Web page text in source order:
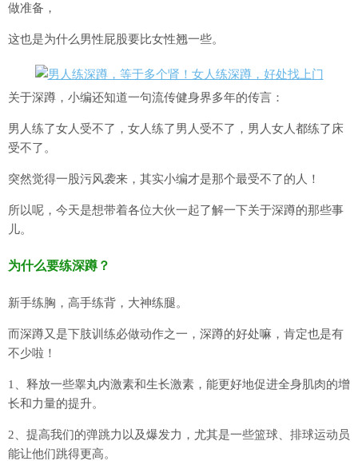
做准备，
这也是为什么男性屁股要比女性翘一些。
关于深蹲，小编还知道一句流传健身界多年的传言：
男人练了女人受不了，女人练了男人受不了，男人女人都练了床
受不了。
突然觉得一股污风袭来，其实小编才是那个最受不了的人！
所以呢，今天是想带着各位大伙一起了解一下关于深蹲的那些事
儿。
为什么要练深蹲？
新手练胸，高手练背，大神练腿。
而深蹲又是下肢训练必做动作之一，深蹲的好处嘛，肯定也是有
不少啦！
1、释放一些睾丸内激素和生长激素，能更好地促进全身肌肉的增
长和力量的提升。
2、提高我们的弹跳力以及爆发力，尤其是一些篮球、排球运动员
能让他们跳得更高。